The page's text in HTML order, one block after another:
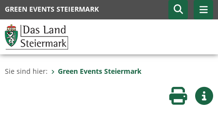
GREEN EVENTS STEIERMARK
Sie sind hier: Green Events Steiermark
Seite